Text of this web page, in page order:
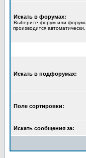
Искать в форумах:
Выберите форум или
производится
Искать в подфорумах:
Поле сортировки:
Искать сообщения за: